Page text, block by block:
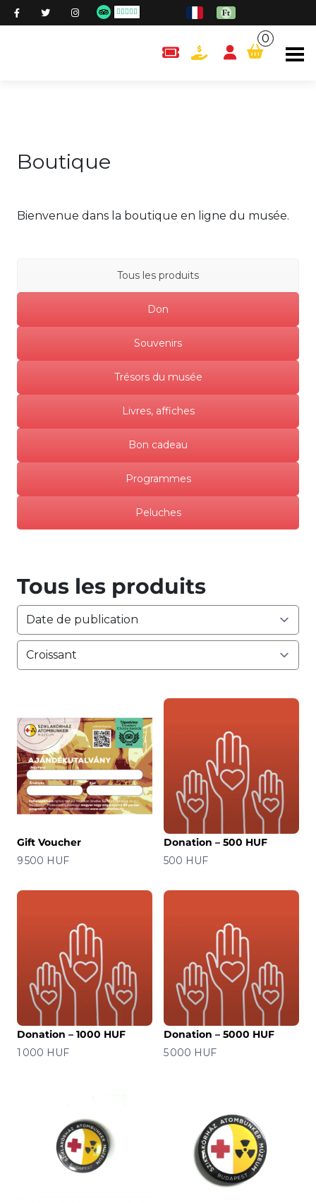
content.cart
0
Boutique
Bienvenue dans la boutique en ligne du musée.
Tous les produits
Don
Souvenirs
Trésors du musée
Livres, affiches
Bon cadeau
Programmes
Peluches
Tous les produits
Gift Voucher
Prix
9 500 HUF
Donation – 500 HUF
Prix
500 HUF
Donation – 1000 HUF
Prix
1 000 HUF
Donation – 5000 HUF
Prix
5 000 HUF